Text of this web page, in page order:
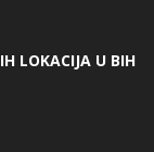
LOKACIJA U BIH